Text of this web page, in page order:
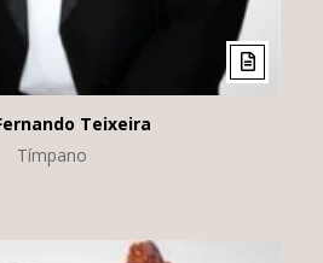
Teixeira
Tímpano